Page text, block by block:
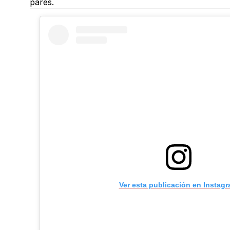
Ver esta publicación en